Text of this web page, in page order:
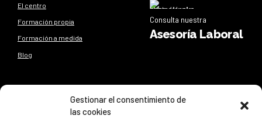
Gestionar el consentimiento de
las cookies
El centro
Formación propia
Formación a medida
Blog
Consulta nuestra
Asesoría Laboral